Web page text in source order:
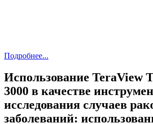
Подробнее...
Использование TeraView
3000 в качестве
исследования случаев
заболеваний: